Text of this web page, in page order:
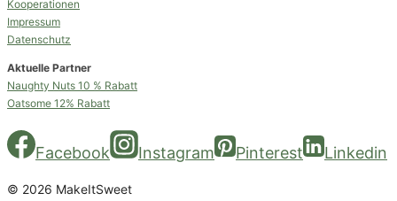
Kooperationen
Impressum
Datenschutz
Aktuelle Partner
Naughty Nuts 10 % Rabatt
Oatsome 12% Rabatt
Facebook Instagram Pinterest Linkedin
© 2026 MakeItSweet